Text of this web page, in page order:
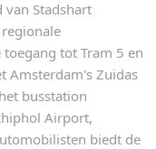
van Stadshart
tot Tram 5 en
Amsterdam's Zuidas
busstation
Airport,
biedt de